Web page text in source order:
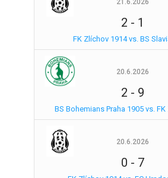
2 - 1
FK Zlíchov 1914 vs. BS
20.6.2026
2 - 9
BS Bohemians Praha 1905 vs.
20.6.2026
0 - 7